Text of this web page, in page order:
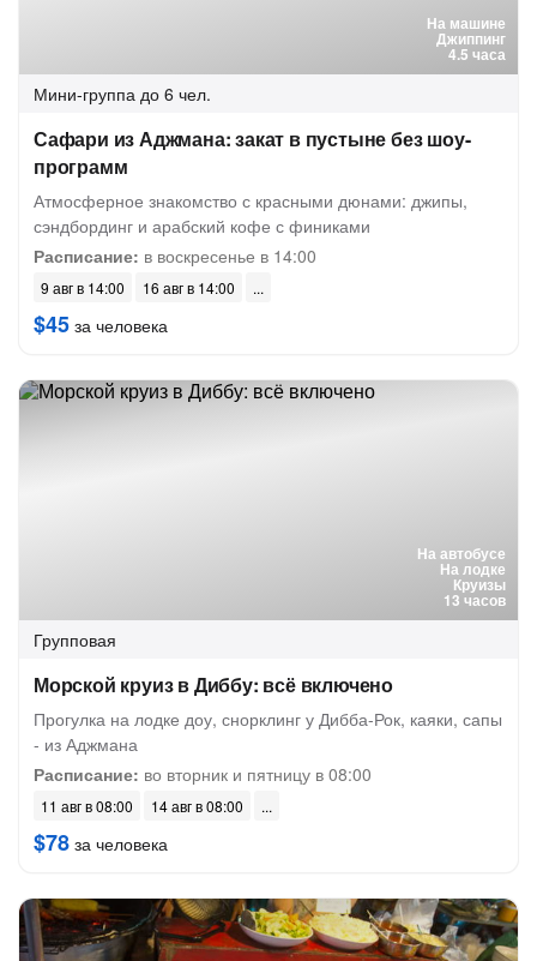
На машине
Джиппинг
4.5 часа
Мини-группа до 6 чел.
Сафари из Аджмана: закат в пустыне без шоу-
программ
Атмосферное знакомство с красными дюнами: джипы,
сэндбординг и арабский кофе с финиками
Расписание: в воскресенье в 14:00
9 авг в 14:00 16 авг в 14:00
$45 за человека
На автобусе
На лодке
Круизы
13 часов
Групповая
Морской круиз в Диббу: всё включено
Прогулка на лодке доу, снорклинг у Дибба-Рок, каяки, сапы
- из Аджмана
Расписание: во вторник и пятницу в 08:00
11 авг в 08:00 14 авг в 08:00
$78 за человека